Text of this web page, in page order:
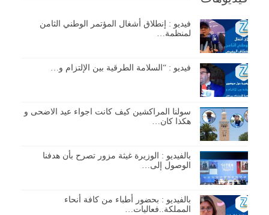
فيديو : إنطلاق أشغال المؤتمر الوطني الثامن
لمنظمة…
فيديو : “السلامة الطرقية بين الإلتزام و…
سولنا المراكشين كيف كانت اجواء عيد الاضحى و
هكذا كان…
بالفيديو : الوزيرة غيثة مزور تصرح بأن هدفنا
الوصول إلى…
بالفيديو : بحضور أطباء من كافة أنحاء
المملكة..فعاليات…